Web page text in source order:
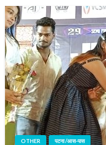
OTHER पटना /आस-पास